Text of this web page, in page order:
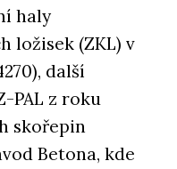
haly
ložisek (ZKL) v
další
PAL z roku
skořepin
Betona, kde